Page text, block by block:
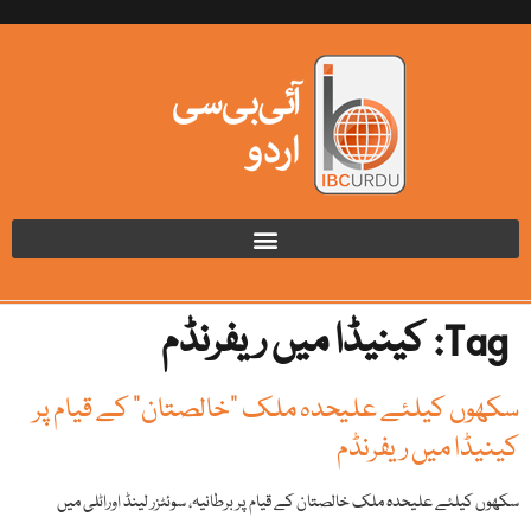
Tag: کینیڈا میں ریفرنڈم
سکھوں کیلئے علیحدہ ملک "خالصتان” کے قیام پر
کینیڈا میں ریفرنڈم
سکھوں کیلئے علیحدہ ملک خالصتان کے قیام پر برطانیہ، سوئٹزر لینڈ اوراٹلی میں